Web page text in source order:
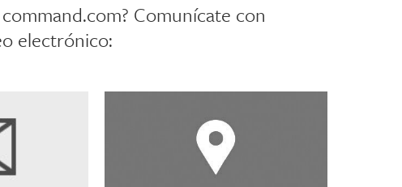
Comunícate con
electrónico: